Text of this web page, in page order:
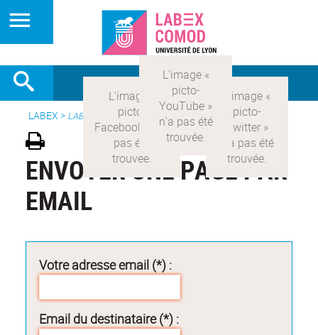
LABEX > LABEX COMOD
ENVOYER UNE PAGE PAR
EMAIL
Votre adresse email (*) :
Email du destinataire (*) :